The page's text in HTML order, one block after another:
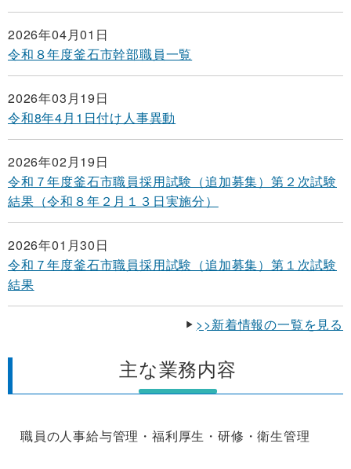
2026年04月01日
令和８年度釜石市幹部職員一覧
2026年03月19日
令和8年4月1日付け人事異動
2026年02月19日
令和７年度釜石市職員採用試験（追加募集）第２次試験
結果（令和８年２月１３日実施分）
2026年01月30日
令和７年度釜石市職員採用試験（追加募集）第１次試験
結果
>>新着情報の一覧を見る
主な業務内容
職員の人事給与管理・福利厚生・研修・衛生管理